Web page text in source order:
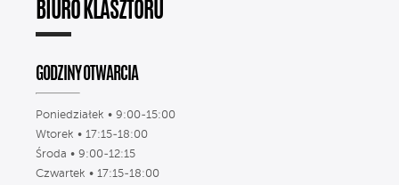
BIURO KLASZTORU
GODZINY OTWARCIA
Poniedziałek • 9:00-15:00
Wtorek • 17:15-18:00
Środa • 9:00-12:15
Czwartek • 17:15-18:00